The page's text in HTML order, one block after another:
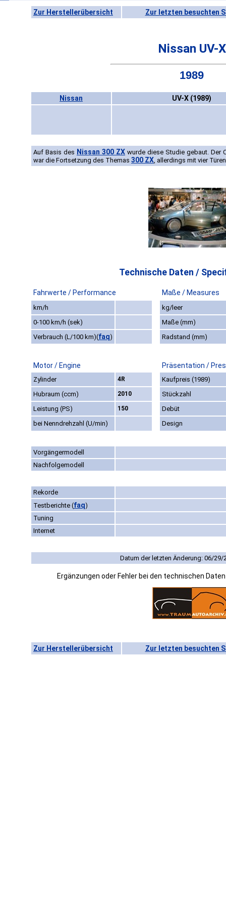
Zur Herstellerübersicht Zur letzten besuchten
Nissan UV-X
1989
Nissan UV-X (1989)
Auf Basis des Nissan 300 ZX wurde diese Studie gebaut. Der
war die Fortsetzung des Themas 300 ZX, allerdings mit vier
Technische Daten /
Fahrwerte / Performance Maße / Measures
km/h
kg/leer
0-100 km/h (sek)
Maße (mm)
Verbrauch (L/100 km)(faq) Radstand (mm)
Motor / Engine Präsentation /
Zylinder 4R
Kaufpreis (1989)
Hubraum (ccm)
2010
Stückzahl
Leistung (PS)
150
Debüt
bei Nenndrehzahl (U/min)
Design
Vorgängermodell
Nachfolgemodell
Rekorde
Testberichte (faq)
Tuning
Internet
Datum der letzten Änderung: 06/29/
Ergänzungen oder Fehler bei den technischen
Zur Herstellerübersicht Zur letzten besuchten